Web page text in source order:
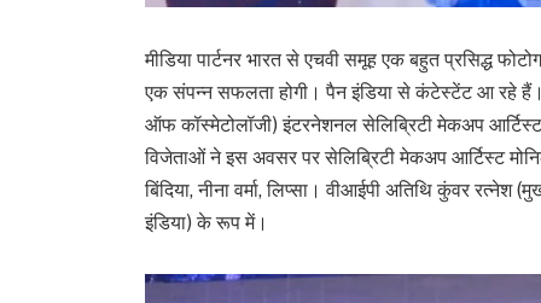
मीडिया पार्टनर भारत से एचवी समूह एक बहुत प्रसिद्ध
एक संपन्न सफलता होगी। पैन इंडिया से कंटेस्टेंट आ रहे हैं।
ऑफ कॉस्मेटोलॉजी) इंटरनेशनल सेलिब्रिटी मेकअप
विजेताओं ने इस अवसर पर सेलिब्रिटी मेकअप आर्टिस्ट
बिंदिया, नीना वर्मा, लिप्सा। वीआईपी अतिथि कुंवर रत्नेश
इंडिया) के रूप में।